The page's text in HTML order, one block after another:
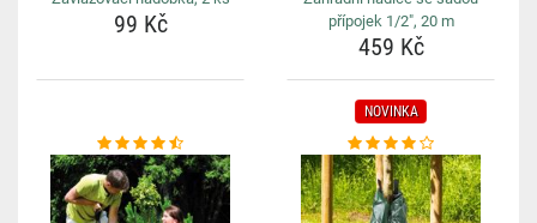
99 Kč
přípojek 1/2", 20 m
459 Kč
NOVINKA